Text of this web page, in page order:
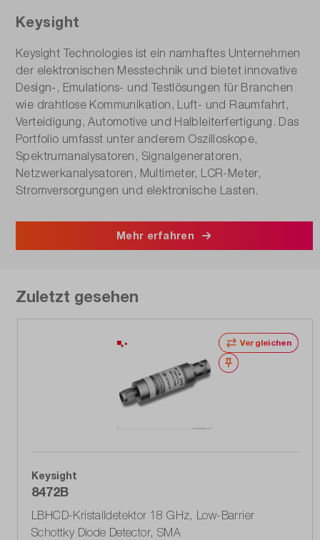
Keysight
Keysight Technologies ist ein namhaftes Unternehmen
der elektronischen Messtechnik und bietet innovative
Design-, Emulations- und Testlösungen für Branchen
wie drahtlose Kommunikation, Luft- und Raumfahrt,
Verteidigung, Automotive und Halbleiterfertigung. Das
Portfolio umfasst unter anderem Oszilloskope,
Spektrumanalysatoren, Signalgeneratoren,
Netzwerkanalysatoren, Multimeter, LCR-Meter,
Stromversorgungen und elektronische Lasten.
Mehr erfahren
Zuletzt gesehen
Vergleichen
Merken
Keysight
8472B
LBHCD-Kristalldetektor 18 GHz, Low-Barrier
Schottky Diode Detector, SMA